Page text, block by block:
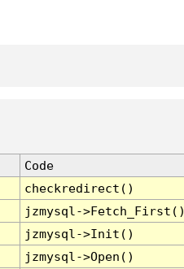
Code
checkredirect()
jzmysql-
jzmysql->Init()
jzmysql->Open()